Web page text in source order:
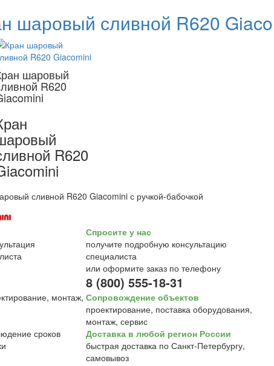
шаровый сливной R620
шаровый
R620
R620
сливной R620 Giacomini с ручкой-бабочкой
Спросите у нас
получите подробную консультацию
специалиста
или оформите заказ по телефону
8 (800) 555-18-31
Сопровождение объектов
проектирование, поставка оборудования,
монтаж, сервис
Доставка в любой регион России
быстрая доставка по Санкт-Петербургу,
самовывоз